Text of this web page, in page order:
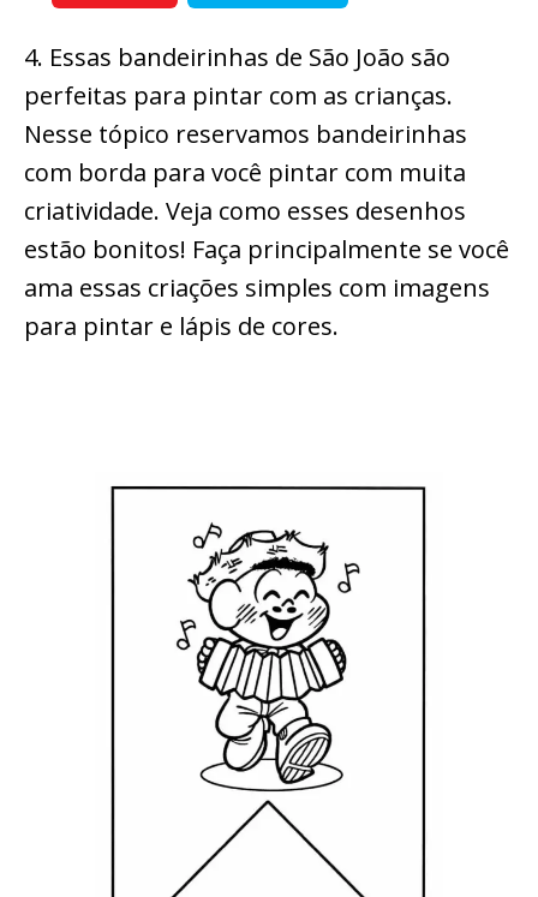
4. Essas bandeirinhas de São João são
perfeitas para pintar com as crianças.
Nesse tópico reservamos bandeirinhas
com borda para você pintar com muita
criatividade. Veja como esses desenhos
estão bonitos! Faça principalmente se você
ama essas criações simples com imagens
para pintar e lápis de cores.